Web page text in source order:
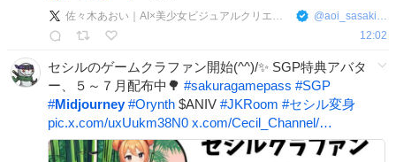
佐々木あおい｜AI×美少女ビジュアルクリエイター @aoi_sasaki_ai
12:02
セシルのゲームクラファン開始(^^)/✨ SGP特典アバタ
ー、５～７月配布中🌳 #sakuragamepass #SGP
#Midjourney #Orynth $ANIV #JKRoom #セシル変身
pic.x.com/uxUukm38N0 x.com/Cecil_Channel/…